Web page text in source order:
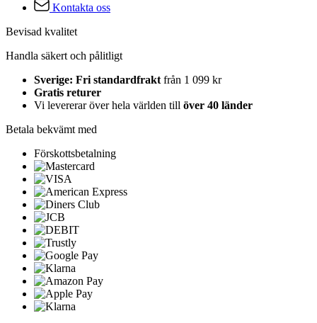
Kontakta oss
Bevisad kvalitet
Handla säkert och pålitligt
Sverige: Fri standardfrakt från 1 099 kr
Gratis returer
Vi levererar över hela världen till över 40 länder
Betala bekvämt med
Förskottsbetalning